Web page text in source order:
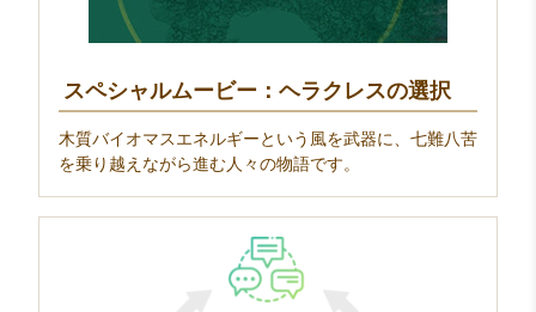
スペシャルムービー：ヘラクレスの選択
木質バイオマスエネルギーという風を武器に、七難八苦
を乗り越えながら進む人々の物語です。